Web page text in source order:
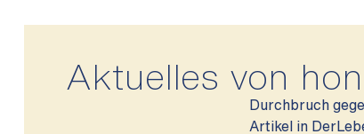
Aktuelles von
Durchbruch
Artikel in